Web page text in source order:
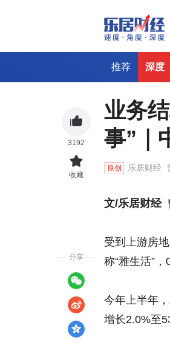
推荐 深度
业务
事”｜
原创 乐居财经
文/乐居财经
受到上游房
称“雅生活”
今年上半年
增长2.0%至
3192
收藏
分享